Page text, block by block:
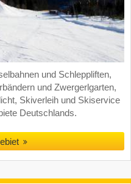
und Schleppliften,
und Zwergerlgarten,
Skiverleih und Skiservice
Deutschlands.